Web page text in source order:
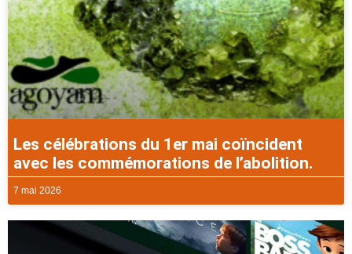
Les célébrations du 1er mai coïncident
avec les commémorations de l’abolition.
7 mai 2026